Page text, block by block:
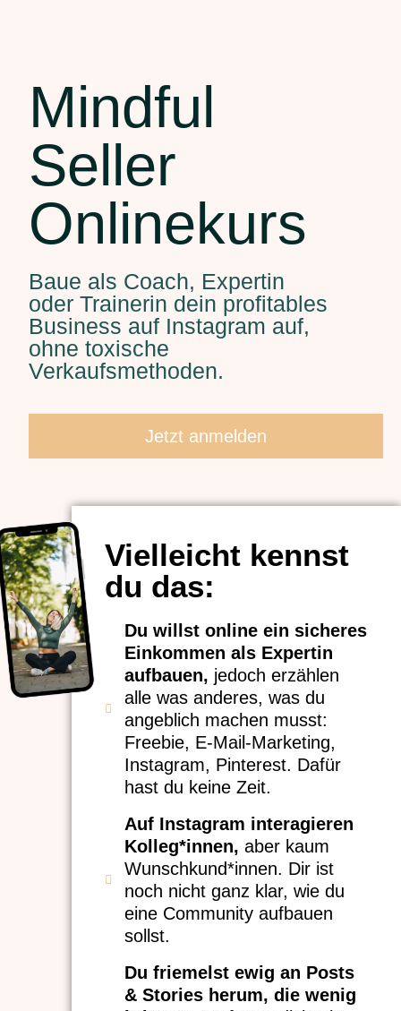
Mindful
Seller
Onlinekurs
Baue als Coach, Expertin
oder Trainerin dein profitables
Business auf Instagram auf,
ohne toxische
Verkaufsmethoden.
Jetzt anmelden
Vielleicht kennst
du das:
Du willst online ein sicheres
Einkommen als Expertin
aufbauen, jedoch erzählen
alle was anderes, was du
angeblich machen musst:
Freebie, E-Mail-Marketing,
Instagram, Pinterest. Dafür
hast du keine Zeit.
Auf Instagram interagieren
Kolleg*innen,aber kaum
Wunschkund*innen. Dir ist
noch nicht ganz klar, wie du
eine Community aufbauen
sollst.
Du friemelst ewig an Posts
& Stories herum, die wenig